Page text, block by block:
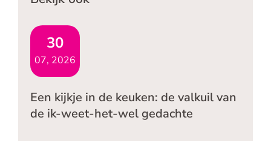
30
07, 2026
Een kijkje in de keuken: de valkuil van
de ik-weet-het-wel gedachte